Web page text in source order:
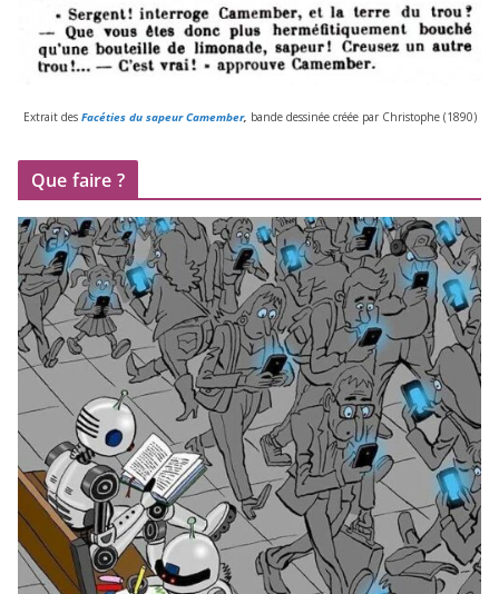
Extrait desFacéties du sapeur Camember, bande des­si­née créée par Christophe (1890)
Que faire ?